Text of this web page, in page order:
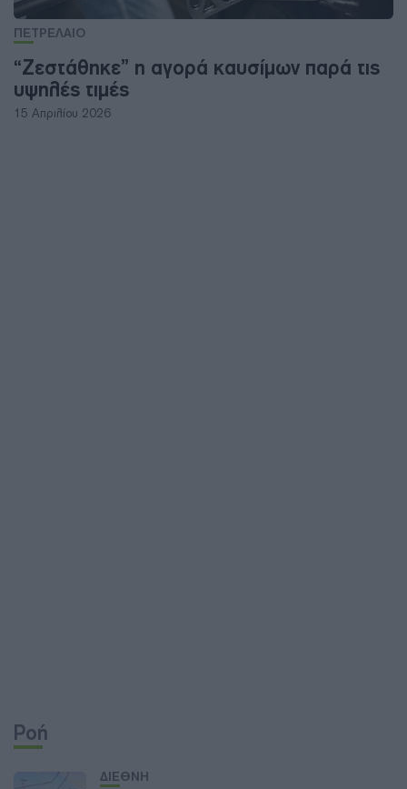
ΠΕΤΡΕΛΑΙΟ
“Ζεστάθηκε” η αγορά καυσίμων παρά τις
υψηλές τιμές
15 Απριλίου 2026
Ροή
ΔΙΕΘΝΗ